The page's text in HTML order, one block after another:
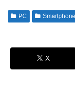
PC Smartphone
X